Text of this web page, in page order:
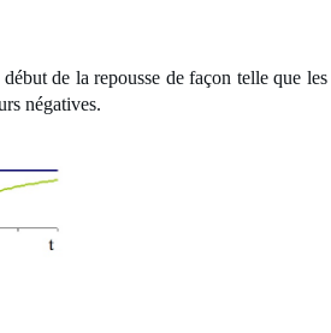
de la repousse de façon telle que
négatives.